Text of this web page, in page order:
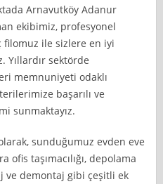
Arnavutköy Adanur
ekibimiz, profesyonel
filomuz ile sizlere en iyi
Yıllardır sektörde
memnuniyeti odaklı
başarılı ve
sunmaktayız.
sunduğumuz evden eve
ofis taşımacılığı, depolama
ve demontaj gibi çeşitli ek